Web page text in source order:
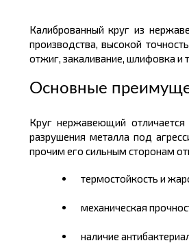
Калиброванный круг из
производства, высокой
отжиг, закаливание, шлифовка и
Основные
Круг нержавеющий
разрушения металла под
прочим его сильным сторонам
термостойкость и
механическая
наличие